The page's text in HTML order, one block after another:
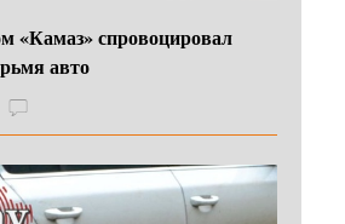
«Камаз» спровоцировал
авто